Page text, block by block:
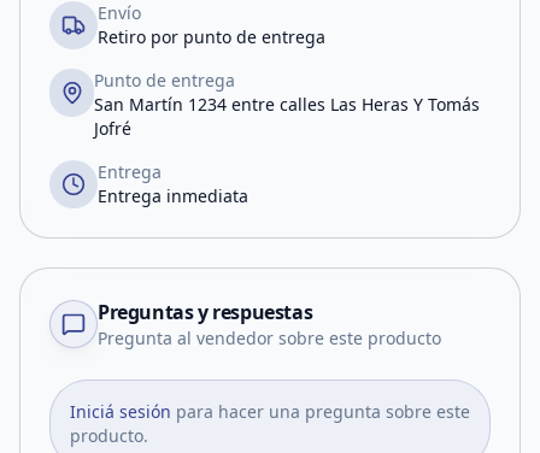
Envío
Retiro por punto de entrega
Punto de entrega
San Martín 1234 entre calles Las Heras Y Tomás
Jofré
Entrega
Entrega inmediata
Preguntas y respuestas
Pregunta al vendedor sobre este producto
Iniciá sesión para hacer una pregunta sobre este
producto.